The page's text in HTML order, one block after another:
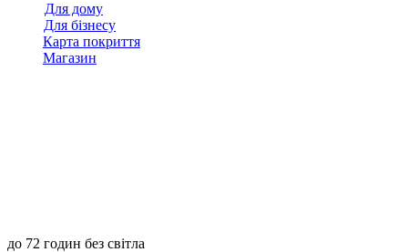
Для дому
Для бізнесу
Карта покриття
Магазин
до 72 годин без світла